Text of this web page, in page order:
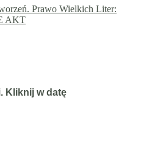
Prawo Wielkich Liter:
AKT
Kliknij w datę